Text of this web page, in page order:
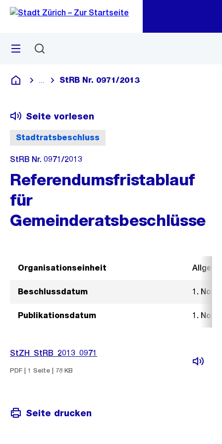
Navigation
Sprunglink
Menü
Deutsch
Blende alle Breadcrumbs ein
StRB Nr. 0971/2013
Stadtratsbeschluss
Seite vorlesen
StRB Nr. 0971/2013
Referendumsfristablauf
für
Gemeinderatsbeschlüsse
Organisationseinheit
Beschlussdatum 1.
Publikationsdatum 1.
StZH_StRB_2013_0971
PDF | 1 Seite | 78 KB
Seite drucken